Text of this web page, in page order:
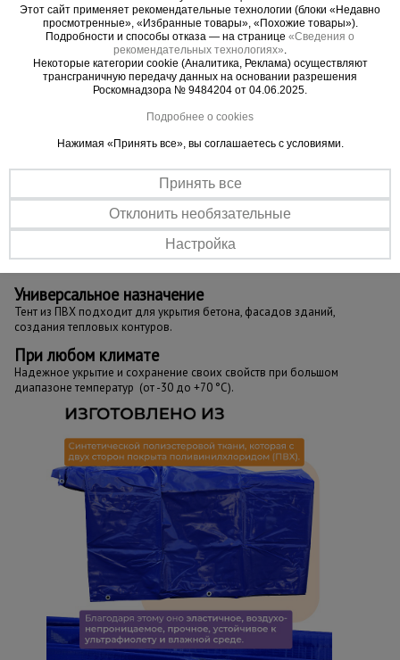
повышенную плотность и вес
Его можно эксплуатировать при температурах -
30°С до + 70°С
Он устойчив к ультрафиолету (при эксплуатации
Не деформируется, водонепроницаем,
герметичен и может использоваться для
гидроизоляции
Важные преимущества –
эффективная работа
Универсальное назначение
Тент из ПВХ подходит для укрытия бетона, фасадов зданий,
создания тепловых контуров.
При любом климате
Надежное укрытие и сохранение своих свойств при большом
диапазоне температур (от -30 до +70 °С).
Этот сайт применяет рекомендательные технологии (блоки «Недавно
просмотренные», «Избранные товары», «Похожие товары»).
Подробности и способы отказа — на странице «Сведения о
рекомендательных технологиях».
Некоторые категории cookie (Аналитика, Реклама) осуществляют
трансграничную передачу данных на основании разрешения
Роскомнадзора № 9484204 от 04.06.2025.
Подробнее о cookies
Нажимая «Принять все», вы соглашаетесь с условиями.
Принять все
Отклонить необязательные
Настройка